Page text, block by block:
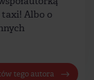
Albo o
tego autora